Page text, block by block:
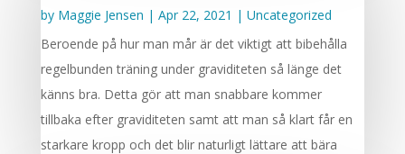
by Maggie Jensen | Apr 22, 2021 | Uncategorized
Beroende på hur man mår är det viktigt att bibehålla
regelbunden träning under graviditeten så länge det
känns bra. Detta gör att man snabbare kommer
tillbaka efter graviditeten samt att man så klart får en
starkare kropp och det blir naturligt lättare att bära